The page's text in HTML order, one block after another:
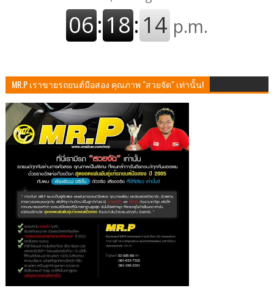
MR.P เราขายรถยนต์มือสอง คุณภาพ "สวยจัด" เท่านั้น!